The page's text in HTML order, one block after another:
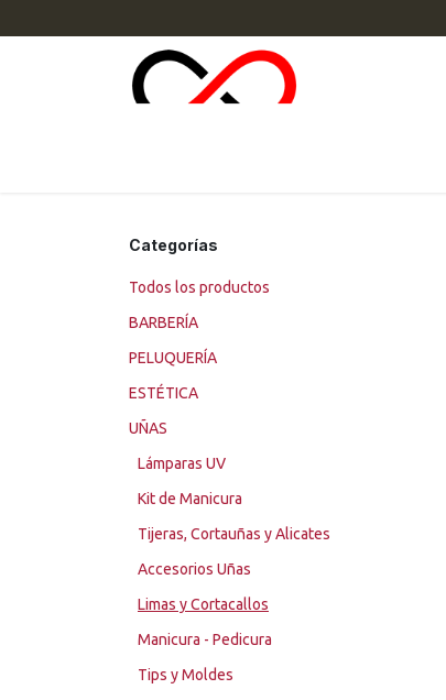
Categorías
Todos los productos
BARBERÍA
PELUQUERÍA
ESTÉTICA
UÑAS
Lámparas UV
Kit de Manicura
Tijeras, Cortauñas y Alicates
Accesorios Uñas
Limas y Cortacallos
Manicura - Pedicura
Tips y Moldes